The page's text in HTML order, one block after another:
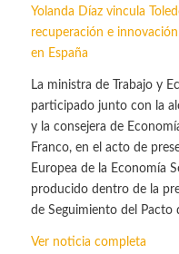
Yolanda Díaz vincula
recuperación e
en España
La ministra de Trabajo y
participado junto con la
y la consejera de
Franco, en el acto de
Europea de la Economía
producido dentro de la
de Seguimiento del Pacto
Ver noticia completa